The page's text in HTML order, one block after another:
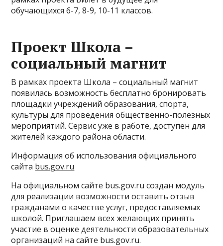
обучающихся 6-7, 8-9, 10-11 классов.
Проект Школа –
социальный магнит
В рамках проекта Школа – социальный магнит
появилась возможность бесплатно бронировать
площадки учреждений образования, спорта,
культуры для проведения общественно-полезных
мероприятий. Сервис уже в работе, доступен для
жителей каждого района области.
Информация об использования официального
сайта bus.gov.ru
На официальном сайте bus.gov.ru создан модуль
для реализации возможности оставить отзыв
гражданами о качестве услуг, предоставляемых
школой. Приглашаем всех желающих принять
участие в оценке деятельности образовательных
организаций на сайте bus.gov.ru.